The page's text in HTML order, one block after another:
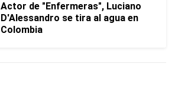
Actor de "Enfermeras", Luciano
D'Alessandro se tira al agua en
Colombia